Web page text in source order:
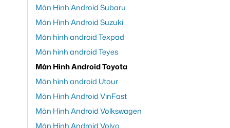
Màn Hình Android Subaru
Màn Hình Android Suzuki
Màn hình android Texpad
Màn hình android Teyes
Màn Hình Android Toyota
Màn hình android Utour
Màn Hình Android VinFast
Màn Hình Android Volkswagen
Màn Hình Android Volvo